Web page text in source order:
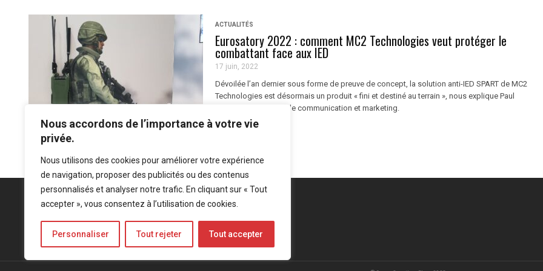
Nous accordons de l’importance à votre vie
privée.
Nous utilisons des cookies pour améliorer votre expérience
de navigation, proposer des publicités ou des contenus
personnalisés et analyser notre trafic. En cliquant sur « Tout
accepter », vous consentez à l’utilisation de cookies.
Personnaliser Tout rejeter Tout accepter
ACTUALITÉS
Eurosatory 2022 : comment MC2 Technologies veut protéger le
combattant face aux IED
17 juin, 2022
Dévoilée l’an dernier sous forme de preuve de concept, la solution anti-IED SPART de MC2
Technologies est désormais un produit « fini et destiné au terrain », nous explique Paul
Philippart, responsable communication et marketing.
Mentions légales-Politique de confidentialité